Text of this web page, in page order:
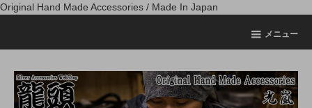
Original Hand Made Accessories / Made In Japan
メニュー